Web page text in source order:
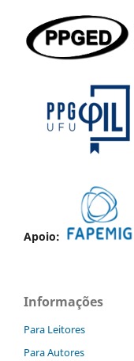
Apoio:
Informações
Para Leitores
Para Autores